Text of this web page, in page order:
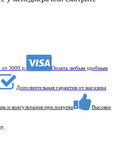
от 3000 р. Оплата любым удобным
Дополнительная гарантия от магазина
и консультация при покупке Высокое